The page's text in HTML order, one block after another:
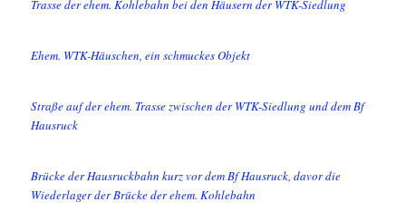
Trasse der ehem. Kohlebahn bei den Häusern der WTK-Siedlung
Ehem. WTK-Häuschen, ein schmuckes Objekt
Straße auf der ehem. Trasse zwischen der WTK-Siedlung und dem Bf
Hausruck
Brücke der Hausruckbahn kurz vor dem Bf Hausruck, davor die
Wiederlager der Brücke der ehem. Kohlebahn